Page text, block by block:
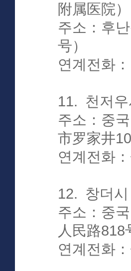
附属医院）
주소：후
号）
연계전화
11. 천저
주소：중
市罗家井
연계전화
12. 창더
주소：중
人民路818
연계전화